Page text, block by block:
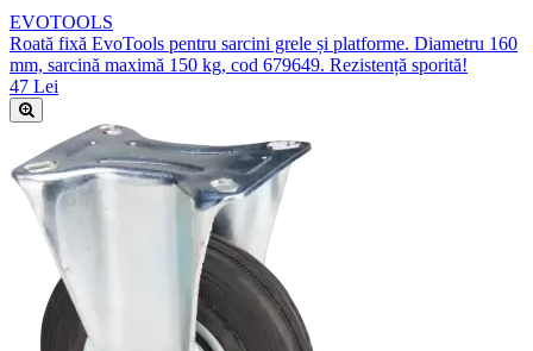
EVOTOOLS
Roată fixă EvoTools pentru sarcini grele și platforme. Diametru 160
mm, sarcină maximă 150 kg, cod 679649. Rezistență sporită!
47 Lei